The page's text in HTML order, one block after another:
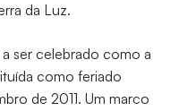
da Luz.
ser celebrado como a
como feriado
de 2011. Um marco